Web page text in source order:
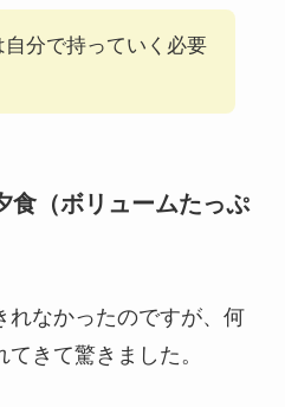
分で持っていく必要
食（ボリュームたっぷ
れなかったのですが、何
てきて驚きました。